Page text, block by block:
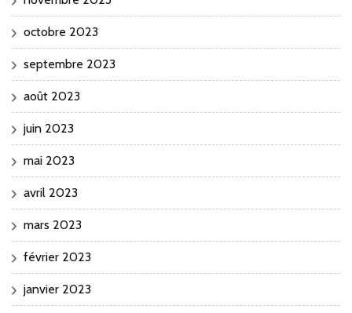
octobre 2023
septembre 2023
août 2023
juin 2023
mai 2023
avril 2023
mars 2023
février 2023
janvier 2023